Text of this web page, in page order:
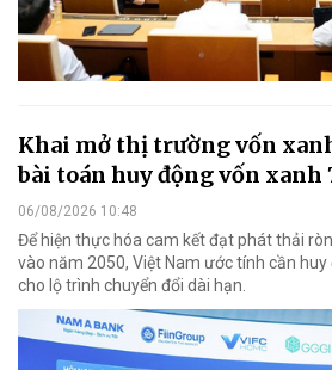
Khai mở thị trường vốn
bài toán huy động vốn xanh
06/08/2026 10:48
Để hiện thực hóa cam kết đạt phát thải
vào năm 2050, Việt Nam ước tính cần huy
cho lộ trình chuyển đổi dài hạn.